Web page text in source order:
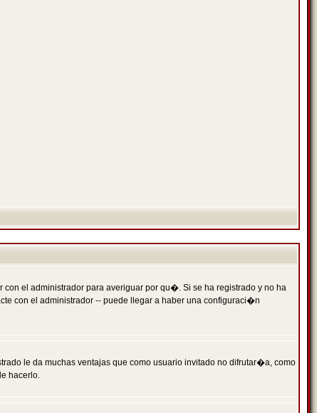
el administrador para averiguar por qu�. Si se ha registrado y no ha
con el administrador -- puede llegar a haber una configuraci�n
le da muchas ventajas que como usuario invitado no difrutar�a, como
hacerlo.